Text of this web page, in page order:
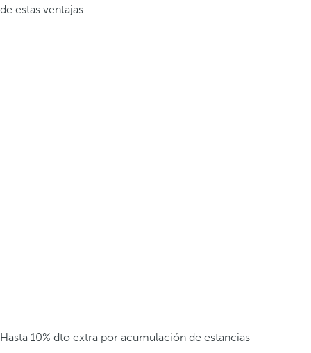
de estas ventajas.
Hasta 10% dto extra por acumulación de estancias